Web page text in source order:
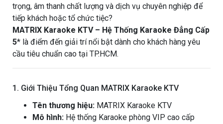
trọng, âm thanh chất lượng và dịch vụ chuyên nghiệp để
tiếp khách hoặc tổ chức tiệc?
MATRIX Karaoke KTV – Hệ Thống Karaoke Đẳng Cấp
5* là điểm đến giải trí nổi bật dành cho khách hàng yêu
cầu tiêu chuẩn cao tại TP.HCM.
1. Giới Thiệu Tổng Quan MATRIX Karaoke KTV
Tên thương hiệu: MATRIX Karaoke KTV
Mô hình: Hệ thống Karaoke phòng VIP cao cấp